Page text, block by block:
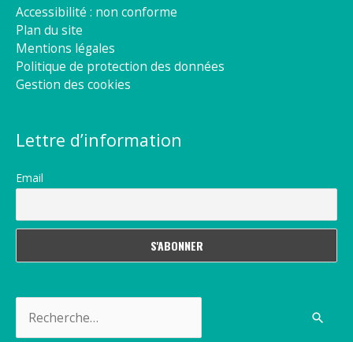
Accessibilité : non conforme
Plan du site
Mentions légales
Politique de protection des données
Gestion des cookies
Lettre d’information
Email